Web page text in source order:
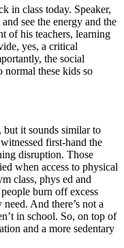
in class today. Speaker,
see the energy and the
of his teachers, learning
yes, a critical
the social
these kids so
but it sounds similar to
first-hand the
disruption. Those
when access to physical
class, phys ed and
burn off excess
And there’s not a
in school. So, on top of
and a more sedentary